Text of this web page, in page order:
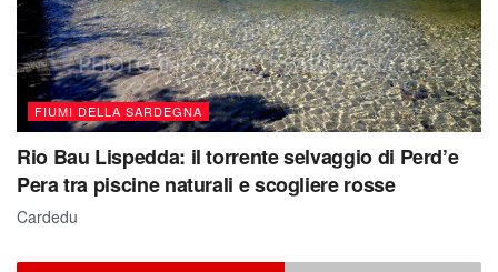
FIUMI DELLA SARDEGNA
Rio Bau Lispedda: il torrente selvaggio di Perd’e
Pera tra piscine naturali e scogliere rosse
Cardedu